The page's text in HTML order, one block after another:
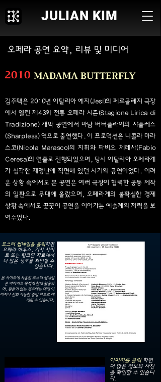
JULIAN KIM
오페라 공연 요약, 리뷰 및 미디어
2010 MADAMA BUTTERFLY
김주택은 2010년 이탈리아 예지(Jesi)의 페르골레지 극장
에서 열린 제43회 전통 오페라 시즌(Stagione Lirica di
Tradizione) 개막 공연에서 마담 버터플라이의 샤플레스
(Sharpless) 역으로 출연했다. 이 프로덕션은 니콜라 마라
스코(Nicola Marasco)의 지휘와 파비오 체레사(Fabio
Ceresa)의 연출로 진행되었으며, 당시 이탈리아 오페라계
가 심각한 재정난에 직면해 있던 시기의 공연이었다. 어려
운 상황 속에서도 본 공연은 여러 극장이 협력한 공동 제작
의 일환으로 무대에 올랐으며, 오페라계의 불확실한 경제
상황 속에서도 꿋꿋이 공연을 이어가는 예술계의 저력을 보
여주었다.
포스터 썸네일을 클릭하면
오페라 하우스, 기사 사이
트 또는 링크된 자료에서
더 많은 정보를 확인할 수
있습니다.
본 사이트에 사용된 포스터 썸네일
은 아카이브 목적에 한해 활용되
며, 원본이 없는 경우에는 대체 이
미지나 신뢰 가능한 증빙 자료로 대
체될 수 있습니다.
이미지를 클릭 하면
더 많은 정보와 사진
을 확인할 수 있습니
다.